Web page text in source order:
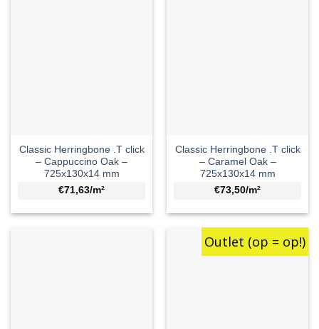
Classic Herringbone .T click
– Cappuccino Oak –
725x130x14 mm
€71,63/m²
Classic Herringbone .T click
– Caramel Oak –
725x130x14 mm
€73,50/m²
Outlet (op = op!)